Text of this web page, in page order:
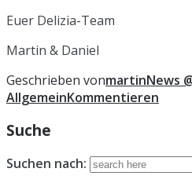
Euer Delizia-Team
Martin & Daniel
Geschrieben vonmartinNews
AllgemeinKommentieren
Suche
Suchen nach: